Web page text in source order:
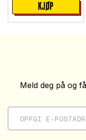
KJØP
Meld deg på og